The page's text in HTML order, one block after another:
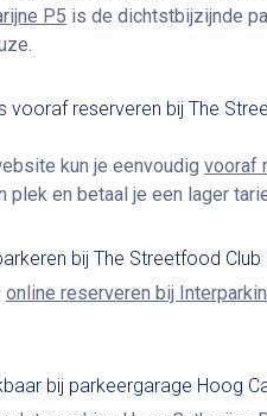
P5 is de dichtstbijzijnde
vooraf reserveren bij The
kun je eenvoudig vooraf
plek en betaal je een lager
bij The Streetfood Club
online reserveren bij
bij parkeergarage Hoog